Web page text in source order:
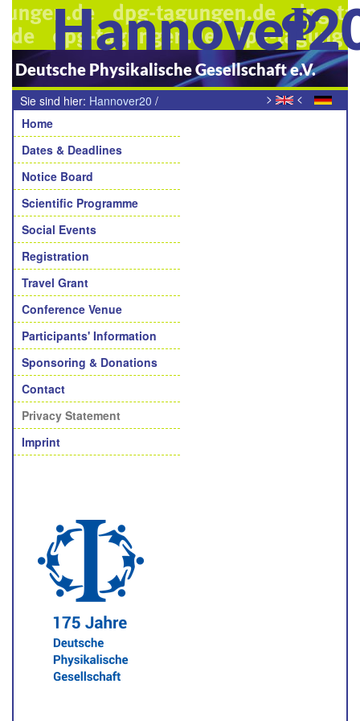
Deutsche Physikalische Gesellschaft e.V.
> <
Sie sind hier: Hannover20 /
Datenschutzerklärung der Deutschen Physikalischen
Gesellschaft e. V.
Navigation
Home
Dates & Deadlines
Notice Board
Scientific Programme
Social Events
Registration
Travel Grant
Conference Venue
Participants' Information
Sponsoring & Donations
Contact
Privacy Statement
Imprint